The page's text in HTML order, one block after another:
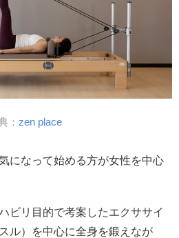
： zen place
になって始める方が女性を中心
ビリ目的で考案したエクササイ
ル）を中心に全身を鍛えなが